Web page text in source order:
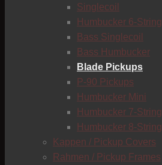
Singlecoil
Humbucker 6-String
Bass Singlecoil
Bass Humbucker
Blade Pickups
P-90 Pickups
Humbucker Mini
Humbucker 7-String
Humbucker 8-String
Kappen / Pickup Covers
Rahmen / Pickup Frames